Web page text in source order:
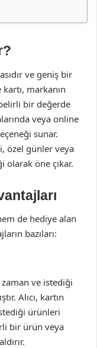
ve geniş bir
markanın
bir değerde
veya online
sunar.
özel günler veya
olarak öne çıkar.
de hediye alan
bazıları:
zaman ve istediği
Alıcı, kartın
ürünleri
bir ürün veya